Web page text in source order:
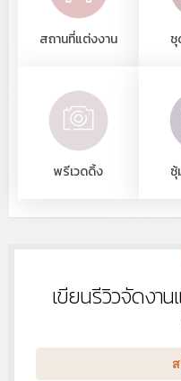
สถานที่แต่งงาน
พรีเวดดิ้ง
หัวข้อ
ใหม่เขียนรีวิวจัดงา